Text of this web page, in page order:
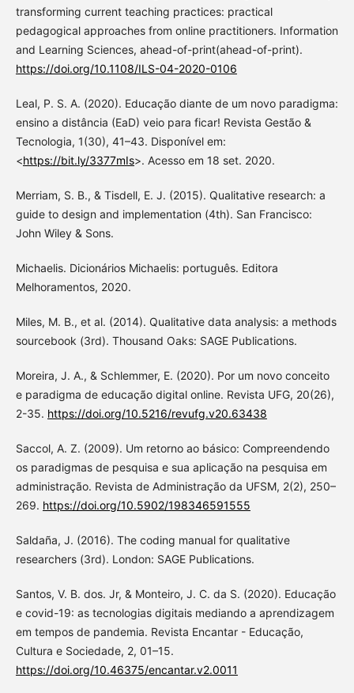
transforming current teaching practices: practical
pedagogical approaches from online practitioners. Information
and Learning Sciences, ahead-of-print(ahead-of-print).
https://doi.org/10.1108/ILS-04-2020-0106
Leal, P. S. A. (2020). Educação diante de um novo paradigma:
ensino a distância (EaD) veio para ficar! Revista Gestão &
Tecnologia, 1(30), 41–43. Disponível em:
<https://bit.ly/3377mIs>. Acesso em 18 set. 2020.
Merriam, S. B., & Tisdell, E. J. (2015). Qualitative research: a
guide to design and implementation (4th). San Francisco:
John Wiley & Sons.
Michaelis. Dicionários Michaelis: português. Editora
Melhoramentos, 2020.
Miles, M. B., et al. (2014). Qualitative data analysis: a methods
sourcebook (3rd). Thousand Oaks: SAGE Publications.
Moreira, J. A., & Schlemmer, E. (2020). Por um novo conceito
e paradigma de educação digital online. Revista UFG, 20(26),
2-35. https://doi.org/10.5216/revufg.v20.63438
Saccol, A. Z. (2009). Um retorno ao básico: Compreendendo
os paradigmas de pesquisa e sua aplicação na pesquisa em
administração. Revista de Administração da UFSM, 2(2), 250–
269. https://doi.org/10.5902/198346591555
Saldaña, J. (2016). The coding manual for qualitative
researchers (3rd). London: SAGE Publications.
Santos, V. B. dos. Jr, & Monteiro, J. C. da S. (2020). Educação
e covid-19: as tecnologias digitais mediando a aprendizagem
em tempos de pandemia. Revista Encantar - Educação,
Cultura e Sociedade, 2, 01–15.
https://doi.org/10.46375/encantar.v2.0011